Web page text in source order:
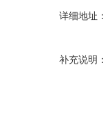
详细地址：
补充说明：